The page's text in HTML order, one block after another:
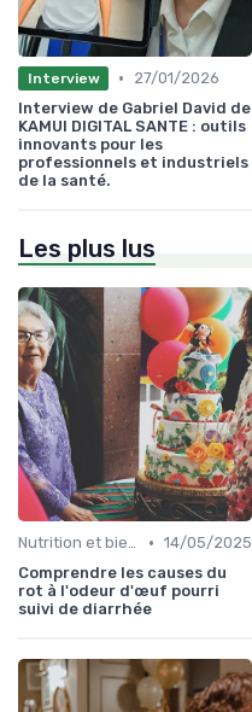
Interview •
27/01/2026
Interview de Gabriel David de
KAMUI DIGITAL SANTE : outils
innovants pour les
professionnels et industriels
de la santé.
Les plus lus
Nutrition et bien-être • 14/05/2025
Comprendre les causes du
rot à l'odeur d'œuf pourri
suivi de diarrhée